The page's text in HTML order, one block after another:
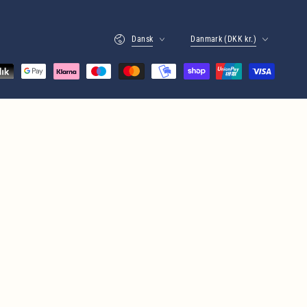
Dansk
Danmark (DKK kr.)